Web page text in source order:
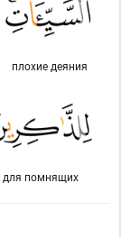
плохие деяния
для помнящих